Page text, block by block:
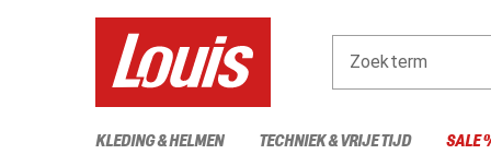
Zoekterm
KLEDING & HELMEN TECHNIEK & VRIJE TIJD SALE